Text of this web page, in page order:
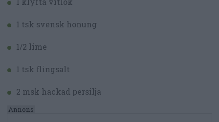
1 tsk svensk honung
1/2 lime
1 tsk flingsalt
2 msk hackad persilja